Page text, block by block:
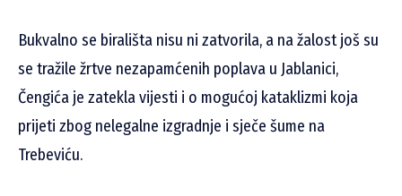
Bukvalno se birališta nisu ni zatvorila, a na žalost još su
se tražile žrtve nezapamćenih poplava u Jablanici,
Čengića je zatekla vijesti i o mogućoj kataklizmi koja
prijeti zbog nelegalne izgradnje i sječe šume na
Trebeviću.